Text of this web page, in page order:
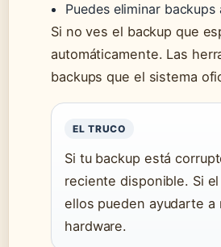
Puedes eliminar
Si no ves el backup que
automáticamente. Las
backups que el sistema
EL TRUCO
Si tu backup está
reciente disponible. Si
ellos pueden ayudarte
hardware.